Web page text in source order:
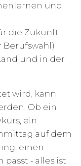
und
die Zukunft
Berufswahl)
und in der
wird, kann
Ob ein
ein
auf dem
einen
passt - alles ist